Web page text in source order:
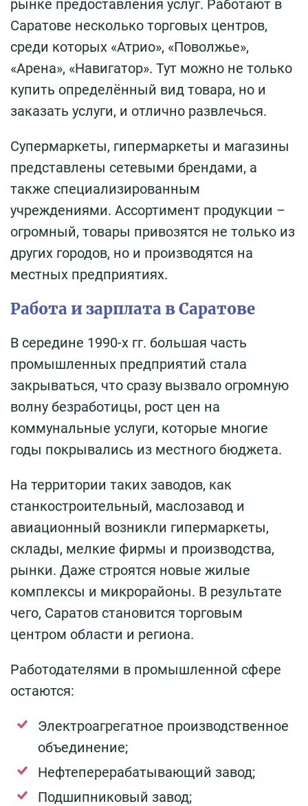
рынке предоставления услуг. Работают в
Саратове несколько торговых центров,
среди которых «Атрио», «Поволжье»,
«Арена», «Навигатор». Тут можно не только
купить определённый вид товара, но и
заказать услуги, и отлично развлечься.
Супермаркеты, гипермаркеты и магазины
представлены сетевыми брендами, а
также специализированным
учреждениями. Ассортимент продукции –
огромный, товары привозятся не только из
других городов, но и производятся на
местных предприятиях.
Работа и зарплата в Саратове
В середине 1990-х гг. большая часть
промышленных предприятий стала
закрываться, что сразу вызвало огромную
волну безработицы, рост цен на
коммунальные услуги, которые многие
годы покрывались из местного бюджета.
На территории таких заводов, как
станкостроительный, маслозавод и
авиационный возникли гипермаркеты,
склады, мелкие фирмы и производства,
рынки. Даже строятся новые жилые
комплексы и микрорайоны. В результате
чего, Саратов становится торговым
центром области и региона.
Работодателями в промышленной сфере
остаются:
Электроагрегатное производственное
объединение;
Нефтеперерабатывающий завод;
Подшипниковый завод;